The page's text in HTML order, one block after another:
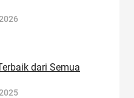
dari Semua